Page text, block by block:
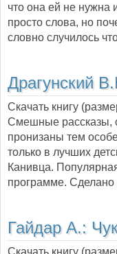
что она ей не нужна
просто слова, но
словно случилось
Драгунский
Скачать книгу
Смешные рассказы,
пронизаны тем
только в лучших
Канивца.
программе. Сделано
Гайдар А.:
Скачать книгу